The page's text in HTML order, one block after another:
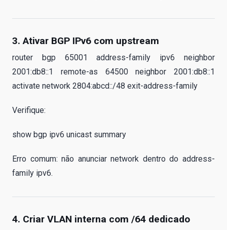
3. Ativar BGP IPv6 com upstream
router bgp 65001 address-family ipv6 neighbor
2001:db8::1 remote-as 64500 neighbor 2001:db8::1
activate network 2804:abcd::/48 exit-address-family
Verifique:
show bgp ipv6 unicast summary
Erro comum: não anunciar network dentro do address-
family ipv6.
4. Criar VLAN interna com /64 dedicado